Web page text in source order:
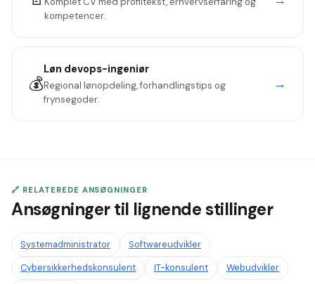
kompetencer.
💰
Løn devops-ingeniør
Regional lønopdeling, forhandlingstips og
frynsegoder.
→
🔗 RELATEREDE ANSØGNINGER
Ansøgninger til lignende stillinger
Systemadministrator
Softwareudvikler
Cybersikkerhedskonsulent
IT-konsulent
Webudvikler